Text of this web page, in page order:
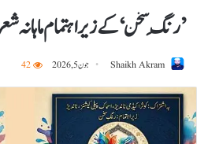
’رنگِ سخن‘ کے زیر اہتمام ماہانہ
Shaikh Akram جون 5, 2026 42